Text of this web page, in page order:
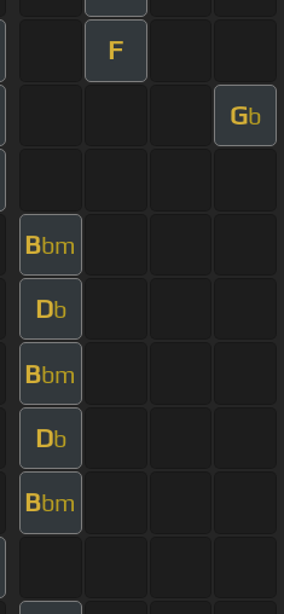
F
Gb
Bbm
Db
Bbm
Db
Bbm